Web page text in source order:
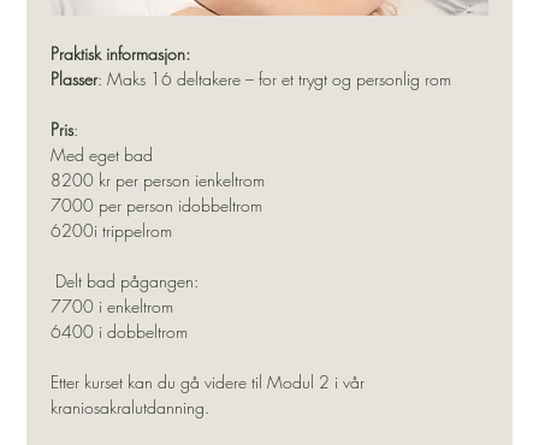
Praktisk informasjon:
Plasser: Maks 16 deltakere – for et trygt og personlig rom
Pris:
Med eget bad
8200 kr per person ienkeltrom
7000 per person idobbeltrom
6200i trippelrom
Delt bad pågangen:
7700 i enkeltrom
6400 i dobbeltrom
Etter kurset kan du gå videre til Modul 2 i vår
kraniosakralutdanning.